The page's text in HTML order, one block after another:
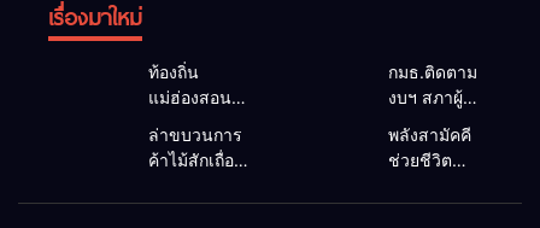
เรื่องมาใหม่
ท้องถิ่น
แม่ฮ่องสอน
ประชาชน นา
ยกฯ อบต.-
กำนัน ยื่น
กมธ.ติดตาม
งบฯ สภาผู้
แม่สะเรียง ถก
แนวทาง
บริหารงบ
ล่าขบวนการ
ค้าไม้สักเถื่อน
แม่ลาน้อย เจอ
พลังสามัคคี
ช่วยชีวิต
ชาวบ้าน ดึง